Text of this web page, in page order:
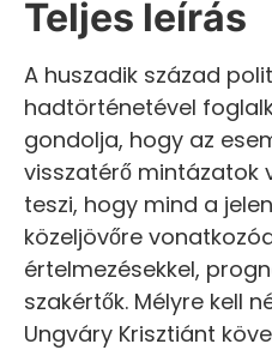
Teljes leírás
A huszadik század
hadtörténetével
gondolja, hogy az
visszatérő mintázatok
teszi, hogy mind a
közeljövőre
értelmezésekkel,
szakértők. Mélyre kell
Ungváry Krisztiánt